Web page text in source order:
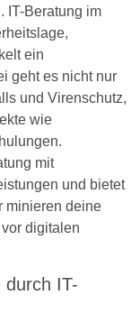
IT-Beratung im
ein
geht es nicht nur
und Virenschutz,
wie
mit
und bietet
minieren deine
digitalen
durch IT-